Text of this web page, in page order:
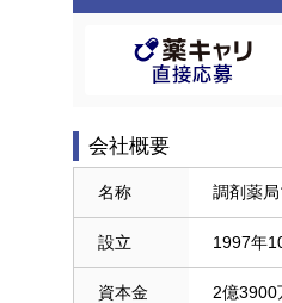
会社概要
名称 調剤薬
設立 1997年
資本金 2億3900